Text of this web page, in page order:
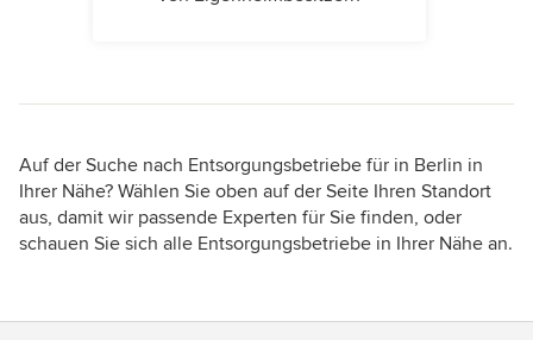
Auf der Suche nach Entsorgungsbetriebe für in Berlin in
Ihrer Nähe? Wählen Sie oben auf der Seite Ihren Standort
aus, damit wir passende Experten für Sie finden, oder
schauen Sie sich alle Entsorgungsbetriebe in Ihrer Nähe an.